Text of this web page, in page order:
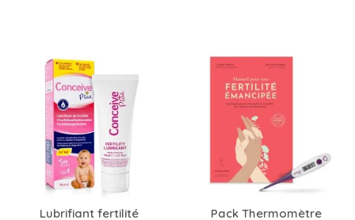
Lubrifiant fertilité
Pack Thermomètre